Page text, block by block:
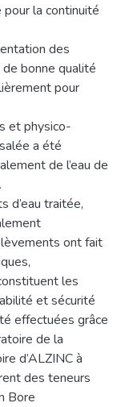
pour la continuité
des
bonne qualité
pour
et physico-
a été
de l’eau de
d’eau traitée,
ont fait
les
et sécurité
effectuées grâce
de la
d’ALZINC à
des teneurs
Bore